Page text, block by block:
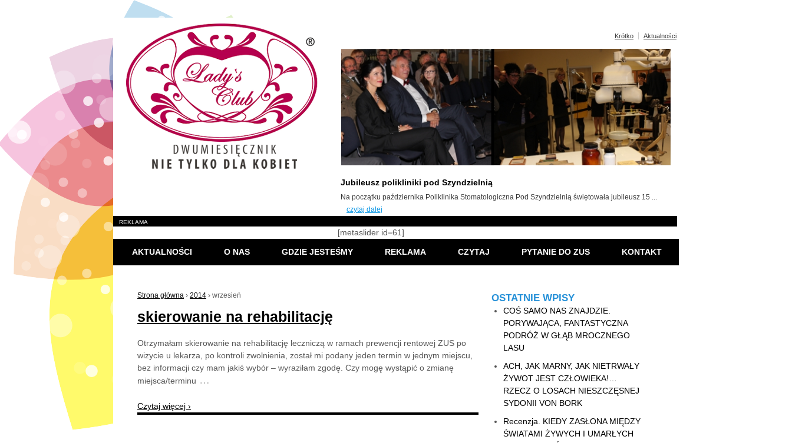
Krótko Aktualności
Jubileusz polikliniki pod Szyndzielnią
Na początku października Poliklinika Stomatologiczna Pod Szyndzielnią świętowała jubileusz 15 ...
czytaj dalej
REKLAMA
[metaslider id=61]
AKTUALNOŚCI O NAS GDZIE JESTEŚMY REKLAMA CZYTAJ PYTANIE DO ZUS KONTAKT
Strona główna › 2014 › wrzesień
skierowanie na rehabilitację
Otrzymałam skierowanie na rehabilitację leczniczą w ramach prewencji rentowej ZUS po
wizycie u lekarza, po kontroli zwolnienia, został mi podany jeden termin w jednym miejscu,
bez informacji czy mam jakiś wybór – wyraziłam zgodę. Czy mogę wystąpić o zmianę
miejsca/terminu …
Czytaj więcej ›
OSTATNIE WPISY
COŚ SAMO NAS ZNAJDZIE.
PORYWAJĄCA, FANTASTYCZNA
PODRÓŻ W GŁĄB MROCZNEGO
LASU
ACH, JAK MARNY, JAK NIETRWAŁY
ŻYWOT JEST CZŁOWIEKA!…
RZECZ O LOSACH NIESZCZĘSNEJ
SYDONII VON BORK
Recenzja. KIEDY ZASŁONA MIĘDZY
ŚWIATAMI ŻYWYCH I UMARŁYCH